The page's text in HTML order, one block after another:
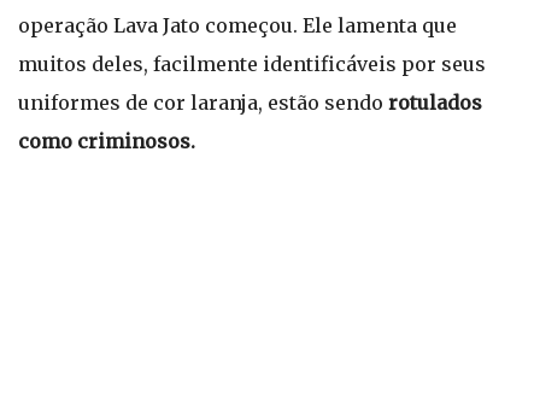
operação Lava Jato começou. Ele lamenta que
muitos deles, facilmente identificáveis por seus
uniformes de cor laranja, estão sendo rotulados
como criminosos.